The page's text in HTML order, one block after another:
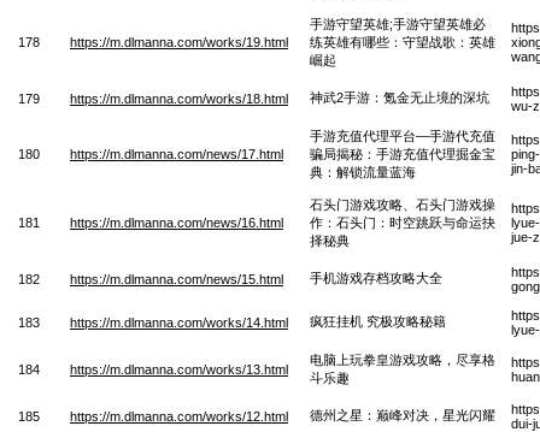
178 https://m.dlmanna.com/works/19.html
手游守望英雄;手游守望英雄必
练英雄有哪些：守望战歌：英雄
崛起
179 https://m.dlmanna.com/works/18.html 神武2手游：氪金无止境的深坑
wu-
180 https://m.dlmanna.com/news/17.html
手游充值代理平台—手游代充值
骗局揭秘：手游充值代理掘金宝
典：解锁流量蓝海
jin-
181 https://m.dlmanna.com/news/16.html
石头门游戏攻略、石头门游戏操
作：石头门：时空跳跃与命运抉
择秘典
jue-
182 https://m.dlmanna.com/news/15.html 手机游戏存档攻略大全
183 https://m.dlmanna.com/works/14.html 疯狂挂机 究极攻略秘籍
184 https://m.dlmanna.com/works/13.html
电脑上玩拳皇游戏攻略，尽享格
斗乐趣
185 https://m.dlmanna.com/works/12.html 德州之星：巅峰对决，星光闪耀
dui-